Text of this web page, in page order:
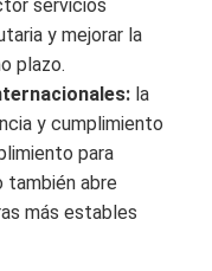
servicios
y mejorar la
plazo.
la
y cumplimiento
para
también abre
más estables